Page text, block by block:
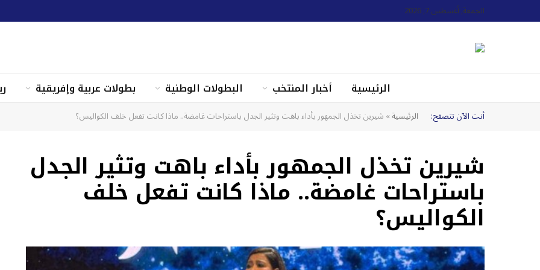
الجمعة, أغسطس 7, 2026
الرئيسية أخبار المنتخب البطولات الوطنية بطولات عربية وإفريقية
أنت الآن تتصفح: الرئيسية»شيرين تخذل الجمهور بأداء باهت وتثير الجدل باستراحات غامضة.. ماذا كانت تفعل خلف الكواليس؟
شيرين تخذل الجمهور بأداء باهت وتثير الجدل
باستراحات غامضة.. ماذا كانت تفعل خلف
الكواليس؟